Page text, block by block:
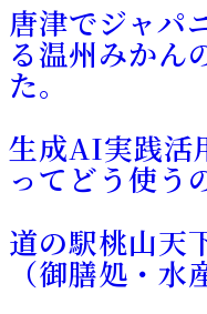
唐津でジャパ
る温州みかん
た。
生成AI実践
ってどう使う
道の駅桃山天
（御膳処・水